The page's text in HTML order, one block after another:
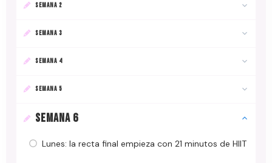
SEMANA 2
SEMANA 3
SEMANA 4
SEMANA 5
SEMANA 6
Lunes: la recta final empieza con 21 minutos de HIIT